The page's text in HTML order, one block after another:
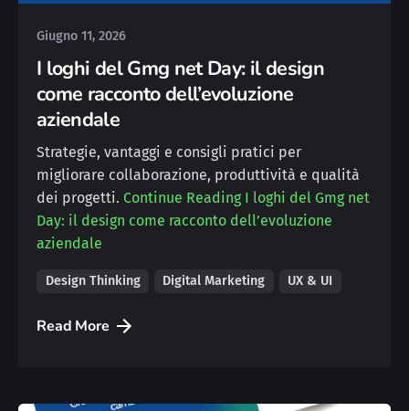
Giugno 11, 2026
I loghi del Gmg net Day: il design
come racconto dell’evoluzione
aziendale
Strategie, vantaggi e consigli pratici per
migliorare collaborazione, produttività e qualità
dei progetti. Continue ReadingI loghi del Gmg net
Day: il design come racconto dell’evoluzione
aziendale
Design Thinking Digital Marketing UX & UI
Read More